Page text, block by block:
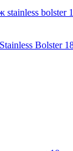
Bolster